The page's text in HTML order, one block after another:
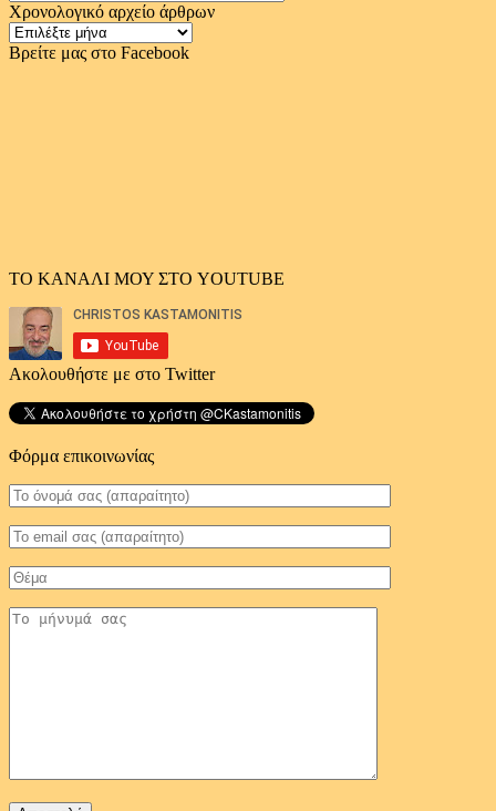
Χρονολογικό αρχείο άρθρων
Χρονολογικό
αρχείο
Βρείτε μας στο Facebook
ΤΟ ΚΑΝΑΛΙ ΜΟΥ ΣΤΟ YOUTUBE
Ακολουθήστε με στο Twitter
Φόρμα επικοινωνίας